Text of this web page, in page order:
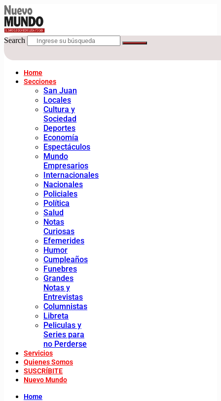
Search
Home
Secciones
San Juan
Locales
Cultura y
Sociedad
Deportes
Economía
Espectáculos
Mundo
Empresarios
Internacionales
Nacionales
Policiales
Política
Salud
Notas
Curiosas
Efemerides
Humor
Cumpleaños
Funebres
Grandes
Notas y
Entrevistas
Columnistas
Libreta
Peliculas y
Series para
no Perderse
Servicios
Quienes Somos
SUSCRÍBITE
Nuevo Mundo
Home